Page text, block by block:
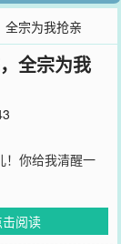
全宗为我抢亲
全宗为我
！你给我清醒一
击阅读